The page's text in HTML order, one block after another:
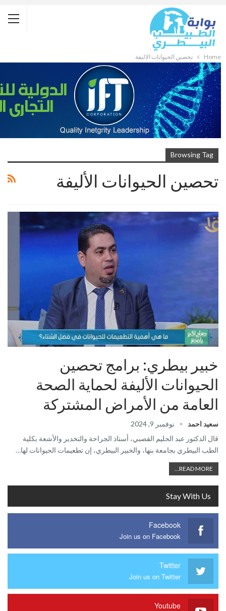
Home تحصين الحيوانات الأليفة
Browsing Tag
تحصين الحيوانات الأليفة
خبير بيطري: برامج تحصين
الحيوانات الأليفة لحماية الصحة
العامة من الأمراض المشتركة
سعيد احمد
نوفمبر 9, 2024
قال الدكتور عبد الحليم القصبي، أستاذ الجراحة والتخدير والأشعة بكلية
الطب البيطري بجامعة بنها، والخبير البيطري، إن تطعيمات الحيوانات لها…
READ MORE...
Stay With Us
Facebook
Join us on Facebook
Twitter
Join us on Twitter
Youtube